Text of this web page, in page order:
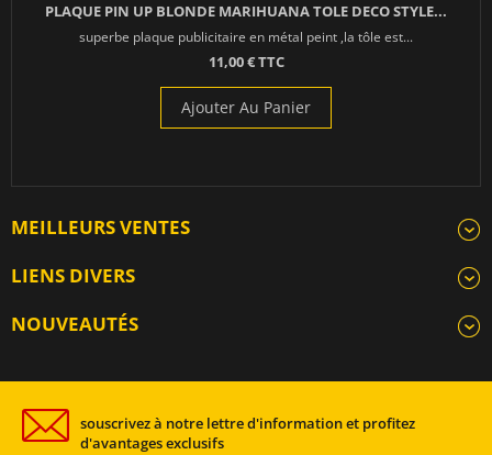
PLAQUE PIN UP BLONDE MARIHUANA TOLE DECO STYLE...
superbe plaque publicitaire en métal peint ,la tôle est...
11,00 € TTC
Ajouter Au Panier
MEILLEURS VENTES
LIENS DIVERS
NOUVEAUTÉS
souscrivez à notre lettre d'information et profitez
d'avantages exclusifs